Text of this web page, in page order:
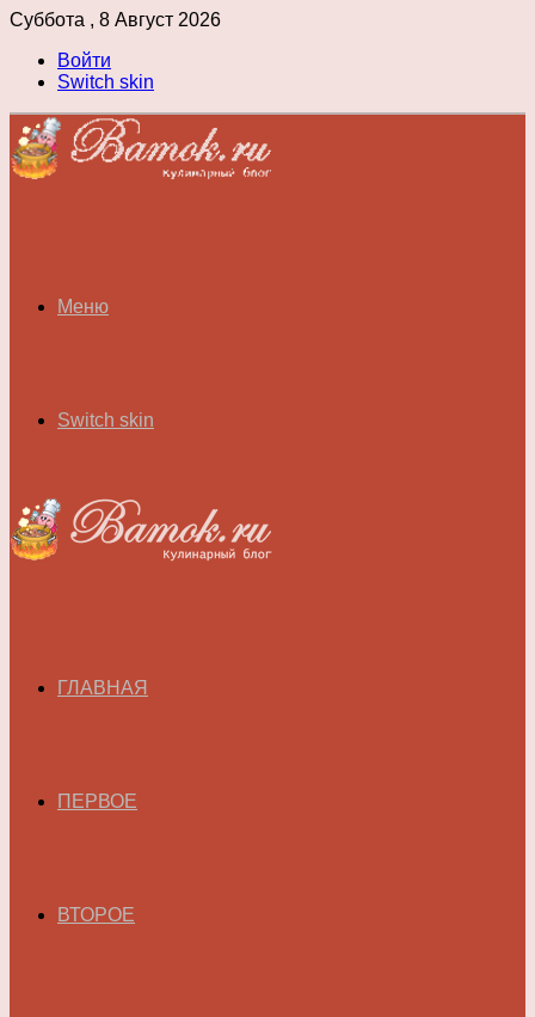
Суббота , 8 Август 2026
Войти
Switch skin
Меню
Switch skin
ГЛАВНАЯ
ПЕРВОЕ
ВТОРОЕ